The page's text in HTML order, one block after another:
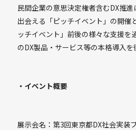
民間企業の意思決定権者含むDX推
出会える「ピッチイベント」の開催
ッチイベント」前後の様々な支援を
のDX製品・サービス等の本格導入を
・イベント概要
展示会名：第3回東京都DX社会実装